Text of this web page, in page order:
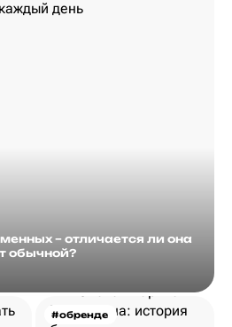
– отличается ли она
обычной?
#обренде